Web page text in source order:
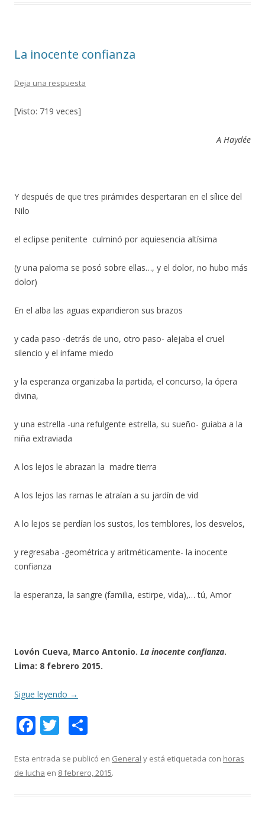
k r
La inocente confianza
Deja una respuesta
[Visto: 719 veces]
A Haydée
Y después de que tres pirámides despertaran en el sílice del
Nilo
el eclipse penitente culminó por aquiesencia altísima
(y una paloma se posó sobre ellas…, y el dolor, no hubo más
dolor)
En el alba las aguas expandieron sus brazos
y cada paso -detrás de uno, otro paso- alejaba el cruel
silencio y el infame miedo
y la esperanza organizaba la partida, el concurso, la ópera
divina,
y una estrella -una refulgente estrella, su sueño- guiaba a la
niña extraviada
A los lejos le abrazan la madre tierra
A los lejos las ramas le atraían a su jardín de vid
A lo lejos se perdían los sustos, los temblores, los desvelos,
y regresaba -geométrica y aritméticamente- la inocente
confianza
la esperanza, la sangre (familia, estirpe, vida),… tú, Amor
Lovón Cueva, Marco Antonio. La inocente confianza.
Lima: 8 febrero 2015.
Sigue leyendo →
F
e
b
T
itt
er
m
p
Esta entrada se publicó en General y está etiquetada con horas
de lucha en 8 febrero, 2015.